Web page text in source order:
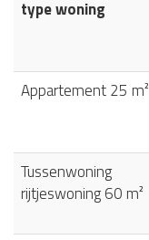
type woning
Appartement 25 m²
Tussenwoning
rijtjeswoning 60 m²